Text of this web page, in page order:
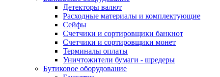
Детекторы валют
Расходные материалы и комплектующие
Сейфы
Счетчики и сортировщики банкнот
Счетчики и сортировщики монет
Терминалы оплаты
Уничтожители бумаги - шредеры
Бутиковое оборудование